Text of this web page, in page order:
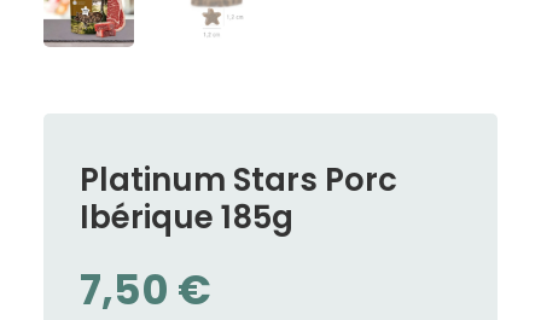
Platinum Stars Porc
Ibérique 185g
7,50 €